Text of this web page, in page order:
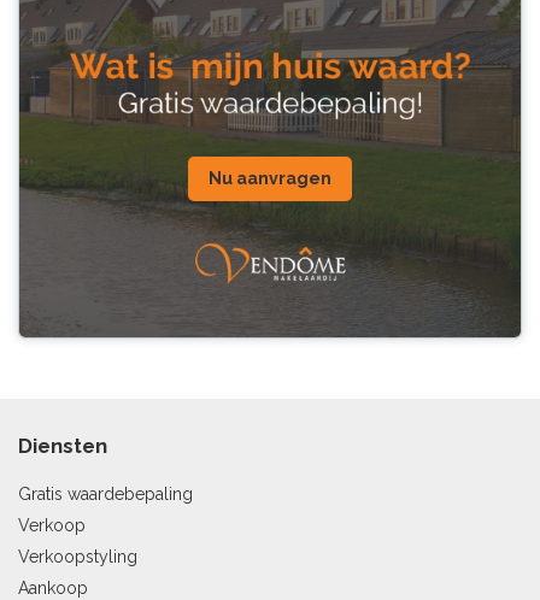
Nu aanvragen
Diensten
Gratis waardebepaling
Verkoop
Verkoopstyling
Aankoop